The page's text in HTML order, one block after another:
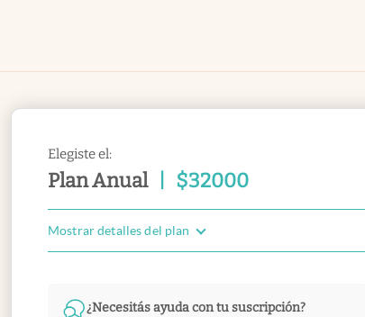
Elegiste el:
Plan Anual $32000
Mostrar detalles del plan
¿Necesitás ayuda con tu suscripción?